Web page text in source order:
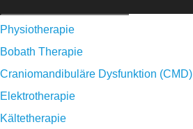
Physiotherapie
Bobath Therapie
Craniomandibuläre Dysfunktion (CMD)
Elektrotherapie
Kältetherapie